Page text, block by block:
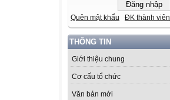
Quên mật khẩu ĐK thành viên
THÔNG TIN
Giới thiệu chung
Cơ cấu tổ chức
Văn bản mới